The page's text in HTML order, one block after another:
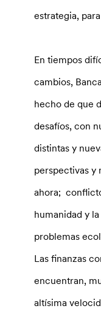
estrategia,
En tiempos
cambios,
hecho de que
desafíos, con
distintas y
perspectivas y
ahora;
humanidad y
problemas
Las finanzas
encuentran,
altísima